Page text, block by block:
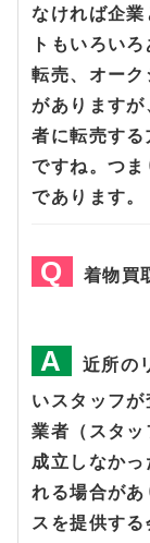
なければ企
トもいろい
転売、オー
があります
者に転売す
ですね。つ
であります。
着物買
近所の
いスタッフ
業者（スタ
成立しなか
れる場合が
スを提供す